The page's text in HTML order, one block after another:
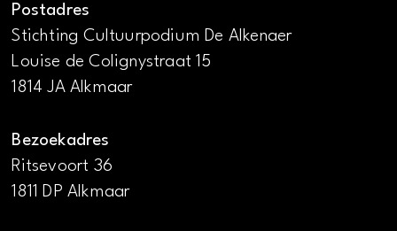
Postadres
Stichting Cultuurpodium De Alkenaer
Louise de Colignystraat 15
1814 JA Alkmaar
Bezoekadres
Ritsevoort 36
1811 DP Alkmaar